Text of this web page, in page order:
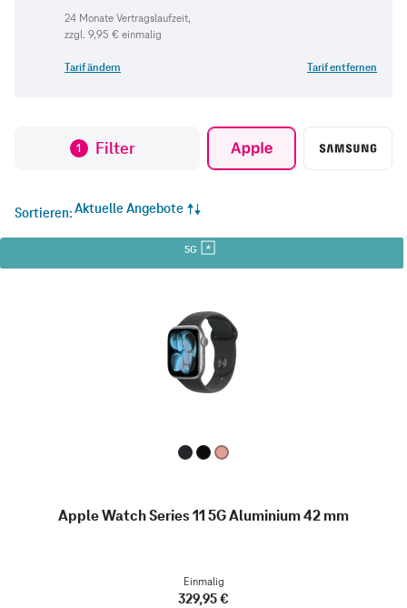
zzgl. 9,95 € einmalig
Tarif ändern Tarif entfernen
1 Filter
Sortieren Aktuelle Angebote
5G
Apple Watch Series 11 5G Aluminium 42 mm
Einmalig
329,95 €